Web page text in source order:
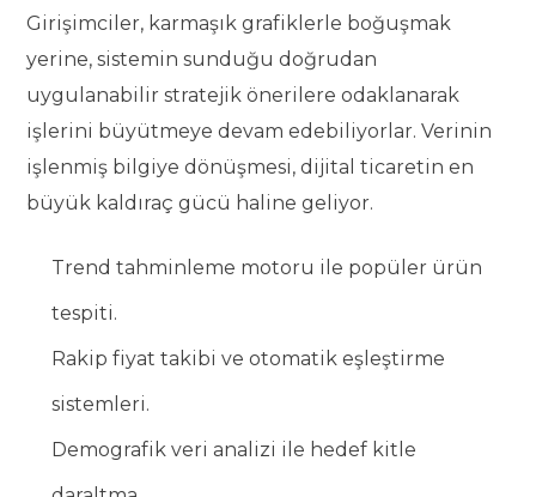
Girişimciler, karmaşık grafiklerle boğuşmak
yerine, sistemin sunduğu doğrudan
uygulanabilir stratejik önerilere odaklanarak
işlerini büyütmeye devam edebiliyorlar. Verinin
işlenmiş bilgiye dönüşmesi, dijital ticaretin en
büyük kaldıraç gücü haline geliyor.
Trend tahminleme motoru ile popüler ürün
tespiti.
Rakip fiyat takibi ve otomatik eşleştirme
sistemleri.
Demografik veri analizi ile hedef kitle